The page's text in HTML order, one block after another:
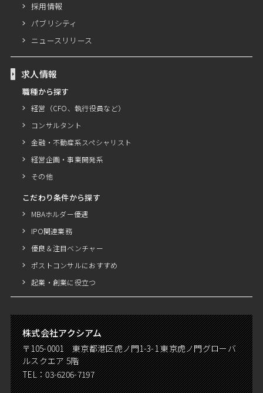
採用情報
パブリシティ
ニュースリリース
求人情報
職種から探す
経営（CFO、執行役員など）
コンサルタント
金融・不動産系スペシャリスト
経営企画・事業開発系
その他
こだわり条件から探す
MBAホルダー優遇
IPO関連業務
優良＆注目ベンチャー
ポストコンサルにおすすめ
起業・創業に役立つ
株式会社アクシアム
〒105-0001 東京都港区虎ノ門1-3-1 東京虎ノ門グローバ
ルスクエア 5階
TEL：03-6206-7197